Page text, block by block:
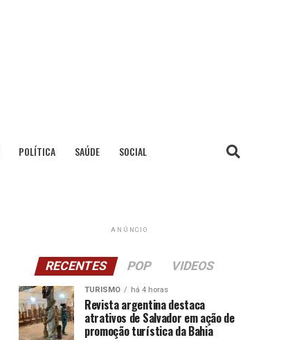
POLÍTICA SAÚDE SOCIAL
ANÚNCIO
RECENTES POP VIDEOS
TURISMO há 4 horas
Revista argentina destaca
atrativos de Salvador em ação de
promoção turística da Bahia